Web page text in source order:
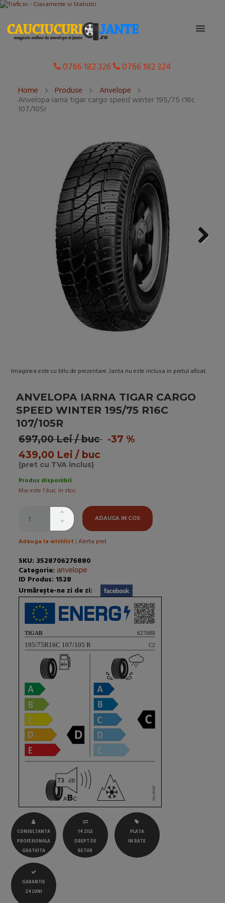
0766 182 326 0766 182 324
Home Produse Anvelope
Anvelopa iarna tigar cargo speed winter 195/75 r16c
107/105r
Imaginea este cu titlu de prezentare. Janta nu este inclusa in pretul afisat.
ANVELOPA IARNA TIGAR CARGO
SPEED WINTER 195/75 R16C
107/105R
697,00 Lei / buc-37 %
439,00 Lei / buc
(pret cu TVA inclus)
Produs disponibil
Mai este 1 buc. in stoc.
ADAUGA IN COS
Adauga la wishlist | Alerta pret
SKU: 3528706276880
Categorie: anvelope
ID Produs: 1528
Urmăreşte-ne zi de zi:
CONSULTANTA
PROFESIONALA
GRATUITA
14 ZILE
DREPT DE
RETUR
PLATA
IN RATE
GARANTIE
24 LUNI